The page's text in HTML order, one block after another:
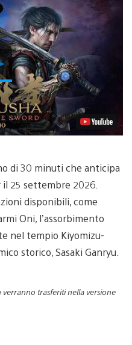
Riproduci
video
di 30 minuti che anticipa
il 25 settembre 2026.
disponibili, come
Oni, l’assorbimento
nel tempio Kiyomizu-
storico, Sasaki Ganryu.
trasferiti nella versione